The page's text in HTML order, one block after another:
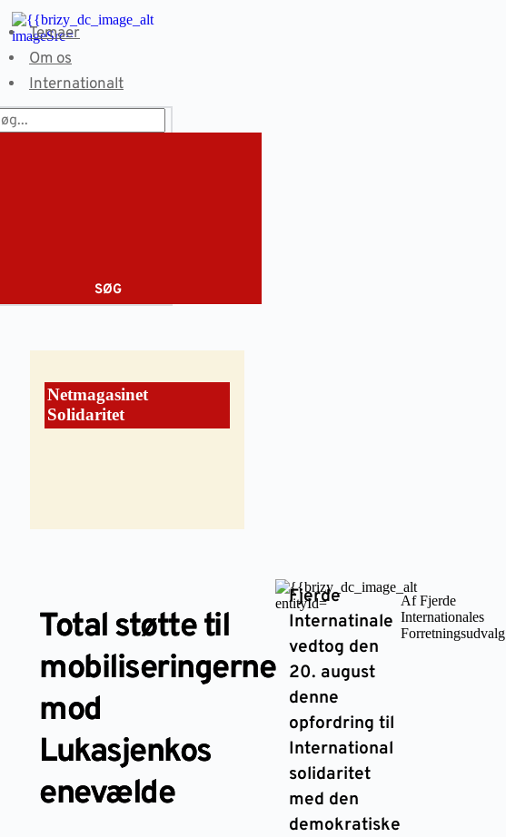
Fortsæt
til
indhold
Temaer
Om os
Internationalt
SØG
Netmagasinet
Solidaritet
Total støtte til
mobiliseringerne
mod
Lukasjenkos
enevælde
Fjerde
Internatinale
vedtog den
20. august
denne
opfordring til
International
solidaritet
med den
demokratiske
Af Fjerde
Internationales
Forretningsudvalg